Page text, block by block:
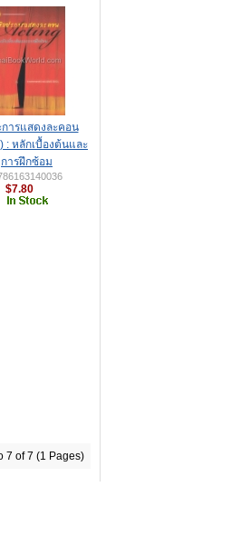
ารแสดงละคอน
: หลักเบื้องต้นและ
การฝึกซ้อม
$7.80
7 of 7 (1 Pages)